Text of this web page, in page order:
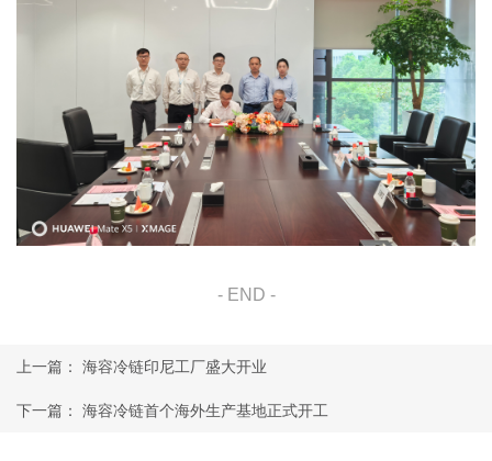
上一篇： 海容冷链印尼工厂盛大开业
下一篇： 海容冷链首个海外生产基地正式开工